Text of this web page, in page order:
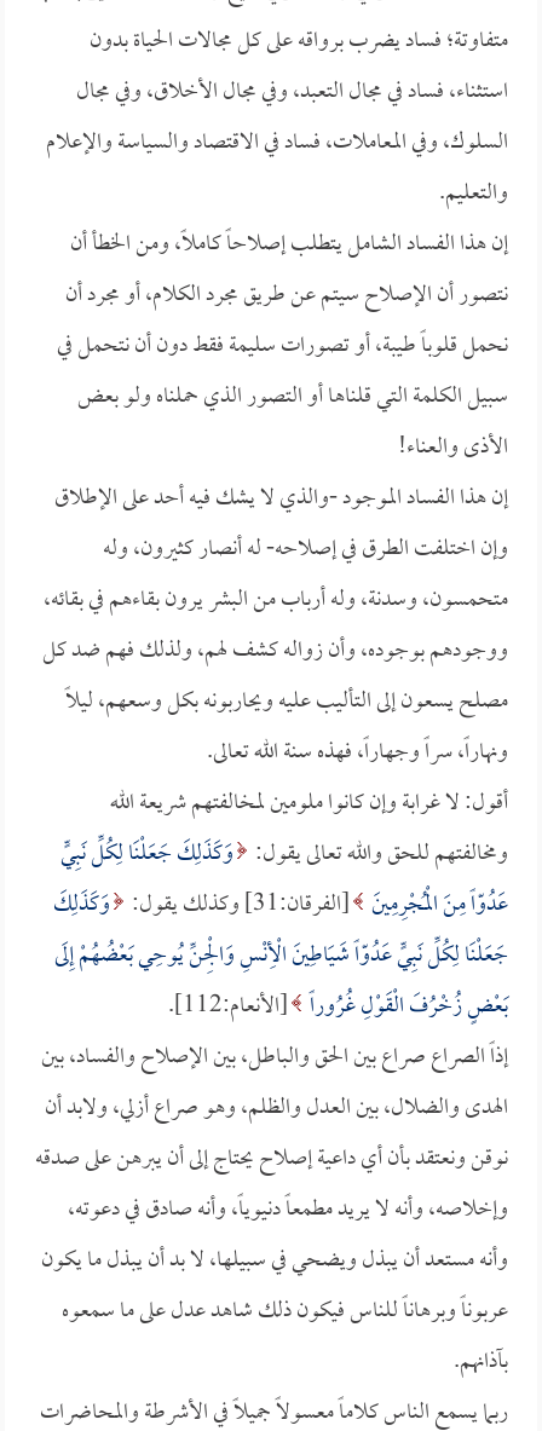
متفاوتة؛ فساد يضرب برواقه على كل مجالات الحياة بدون
استثناء، فساد في مجال التعبد، وفي مجال الأخلاق، وفي مجال
السلوك، وفي المعاملات، فساد في الاقتصاد والسياسة والإعلام
والتعليم.
إن هذا الفساد الشامل يتطلب إصلاحاً كاملاً، ومن الخطأ أن
نتصور أن الإصلاح سيتم عن طريق مجرد الكلام، أو مجرد أن
نحمل قلوباً طيبة، أو تصورات سليمة فقط دون أن نتحمل في
سبيل الكلمة التي قلناها أو التصور الذي حملناه ولو بعض
الأذى والعناء!
إن هذا الفساد الموجود -والذي لا يشك فيه أحد على الإطلاق
وإن اختلفت الطرق في إصلاحه- له أنصار كثيرون، وله
متحمسون، وسدنة، وله أرباب من البشر يرون بقاءهم في بقائه،
ووجودهم بوجوده، وأن زواله كشف لهم، ولذلك فهم ضد كل
مصلح يسعون إلى التأليب عليه ويحاربونه بكل وسعهم، ليلاً
ونهاراً، سراً وجهاراً، فهذه سنة الله تعالى.
أقول: لا غرابة وإن كانوا ملومين لمخالفتهم شريعة الله
ومخالفتهم للحق والله تعالى يقول: وَكَذَلِكَ جَعَلْنَا لِكُلِّ نَبِيٍّ
عَدُوّاً مِنَ الْمُجْرِمِينَ [الفرقان:31] وكذلك يقول:
وَكَذَلِكَ
جَعَلْنَا لِكُلِّ نَبِيٍّ عَدُوّاً شَيَاطِينَ الْأِنْسِ وَالْجِنِّ يُوحِي بَعْضُهُمْ إِلَى
بَعْضٍ زُخْرُفَ الْقَوْلِ غُرُوراً [الأنعام:112].
إذاً الصراع صراع بين الحق والباطل، بين الإصلاح والفساد، بين
الهدى والضلال، بين العدل والظلم، وهو صراع أزلي، ولابد أن
نوقن ونعتقد بأن أي داعية إصلاح يحتاج إلى أن يبرهن على صدقه
وإخلاصه، وأنه لا يريد مطمعاً دنيوياً، وأنه صادق في دعوته،
وأنه مستعد أن يبذل ويضحي في سبيلها، لا بد أن يبذل ما يكون
عربوناً وبرهاناً للناس فيكون ذلك شاهد عدل على ما سمعوه
بآذانهم.
ربما يسمع الناس كلاماً معسولاً جميلاً في الأشرطة والمحاضرات